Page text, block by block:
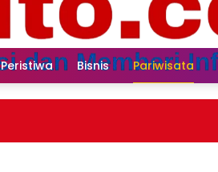
Peristiwa Bisnis Pariwisata